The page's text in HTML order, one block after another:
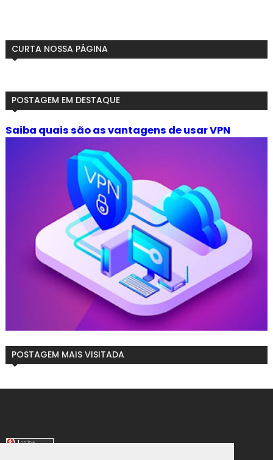
CURTA NOSSA PÁGINA
POSTAGEM EM DESTAQUE
Saiba quais são as vantagens de usar VPN
POSTAGEM MAIS VISITADA